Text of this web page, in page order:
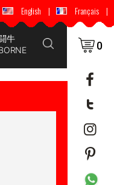
中に配送 ✈️ 🌍
English | Français |
牛
0